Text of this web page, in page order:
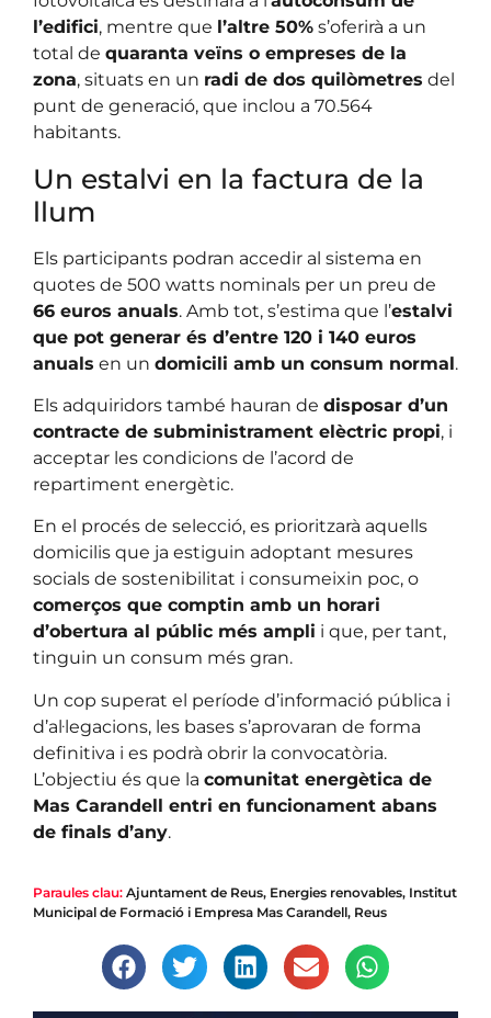
l’edifici, mentre que l’altre 50% s’oferirà a un
total de quaranta veïns o empreses de la
zona, situats en un radi de dos quilòmetres del
punt de generació, que inclou a 70.564
habitants.
Un estalvi en la factura de la
llum
Els participants podran accedir al sistema en
quotes de 500 watts nominals per un preu de
66 euros anuals. Amb tot, s’estima que l’estalvi
que pot generar és d’entre 120 i 140 euros
anuals en un domicili amb un consum normal.
Els adquiridors també hauran de disposar d’un
contracte de subministrament elèctric propi, i
acceptar les condicions de l’acord de
repartiment energètic.
En el procés de selecció, es prioritzarà aquells
domicilis que ja estiguin adoptant mesures
socials de sostenibilitat i consumeixin poc, o
comerços que comptin amb un horari
d’obertura al públic més ampli i que, per tant,
tinguin un consum més gran.
Un cop superat el període d’informació pública i
d’al·legacions, les bases s’aprovaran de forma
definitiva i es podrà obrir la convocatòria.
L’objectiu és que la comunitat energètica de
Mas Carandell entri en funcionament abans
de finals d’any.
Paraules clau: Ajuntament de Reus, Energies renovables, Institut
Municipal de Formació i Empresa Mas Carandell, Reus